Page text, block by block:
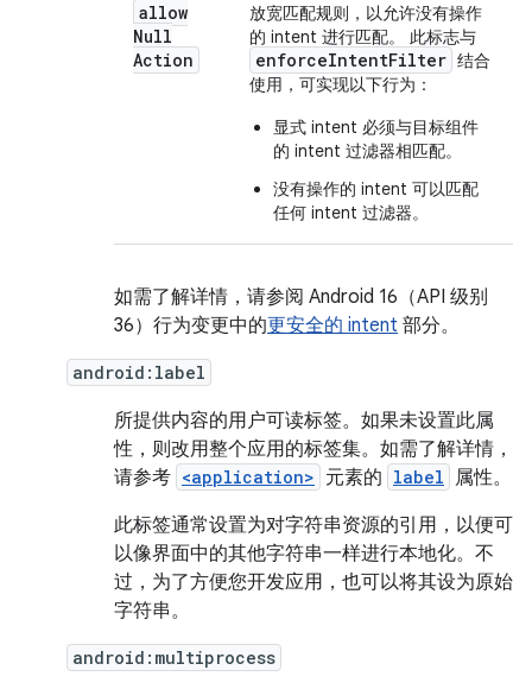
allow
Null
Action
放宽匹配规则，以允许没有操作
的 intent 进行匹配。 此标志与
enforceIntentFilter 结合
使用，可实现以下行为：
显式 intent 必须与目标组件
的 intent 过滤器相匹配。
没有操作的 intent 可以匹配
任何 intent 过滤器。
如需了解详情，请参阅 Android 16（API 级别
36）行为变更中的更安全的 intent 部分。
android:label
所提供内容的用户可读标签。如果未设置此属
性，则改用整个应用的标签集。如需了解详情，
请参考 <application> 元素的 label 属性。
此标签通常设置为对字符串资源的引用，以便可
以像界面中的其他字符串一样进行本地化。不
过，为了方便您开发应用，也可以将其设为原始
字符串。
android:multiprocess